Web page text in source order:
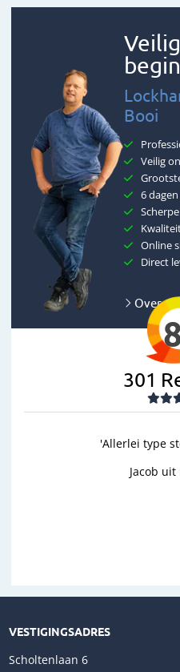
Booi
Veilig
6
Online
Direct
Over
301
type steigers te huur'
VESTIGINGSADRES
Scholtenlaan 6